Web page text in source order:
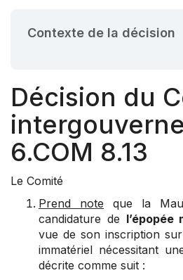
Contexte de la décision
Décision du
6.COM 8.13
Le Comité
Prend note que la
candidature de l’épopée
vue de son inscription
immatériel nécessitant
décrite comme suit :